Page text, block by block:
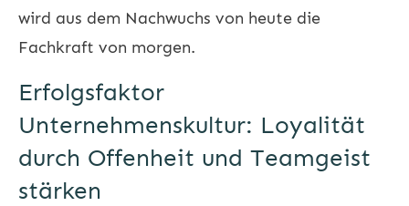
wird aus dem Nachwuchs von heute die
Fachkraft von morgen.
Erfolgsfaktor
Unternehmenskultur: Loyalität
durch Offenheit und Teamgeist
stärken